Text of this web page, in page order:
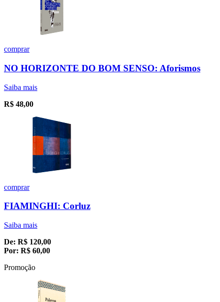
comprar
NO HORIZONTE DO BOM SENSO: Aforismos
Saiba mais
R$ 48,00
comprar
FIAMINGHI: Corluz
Saiba mais
De: R$ 120,00
Por: R$ 60,00
Promoção